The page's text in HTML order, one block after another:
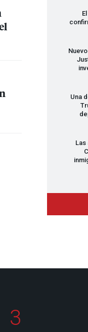
Una
3